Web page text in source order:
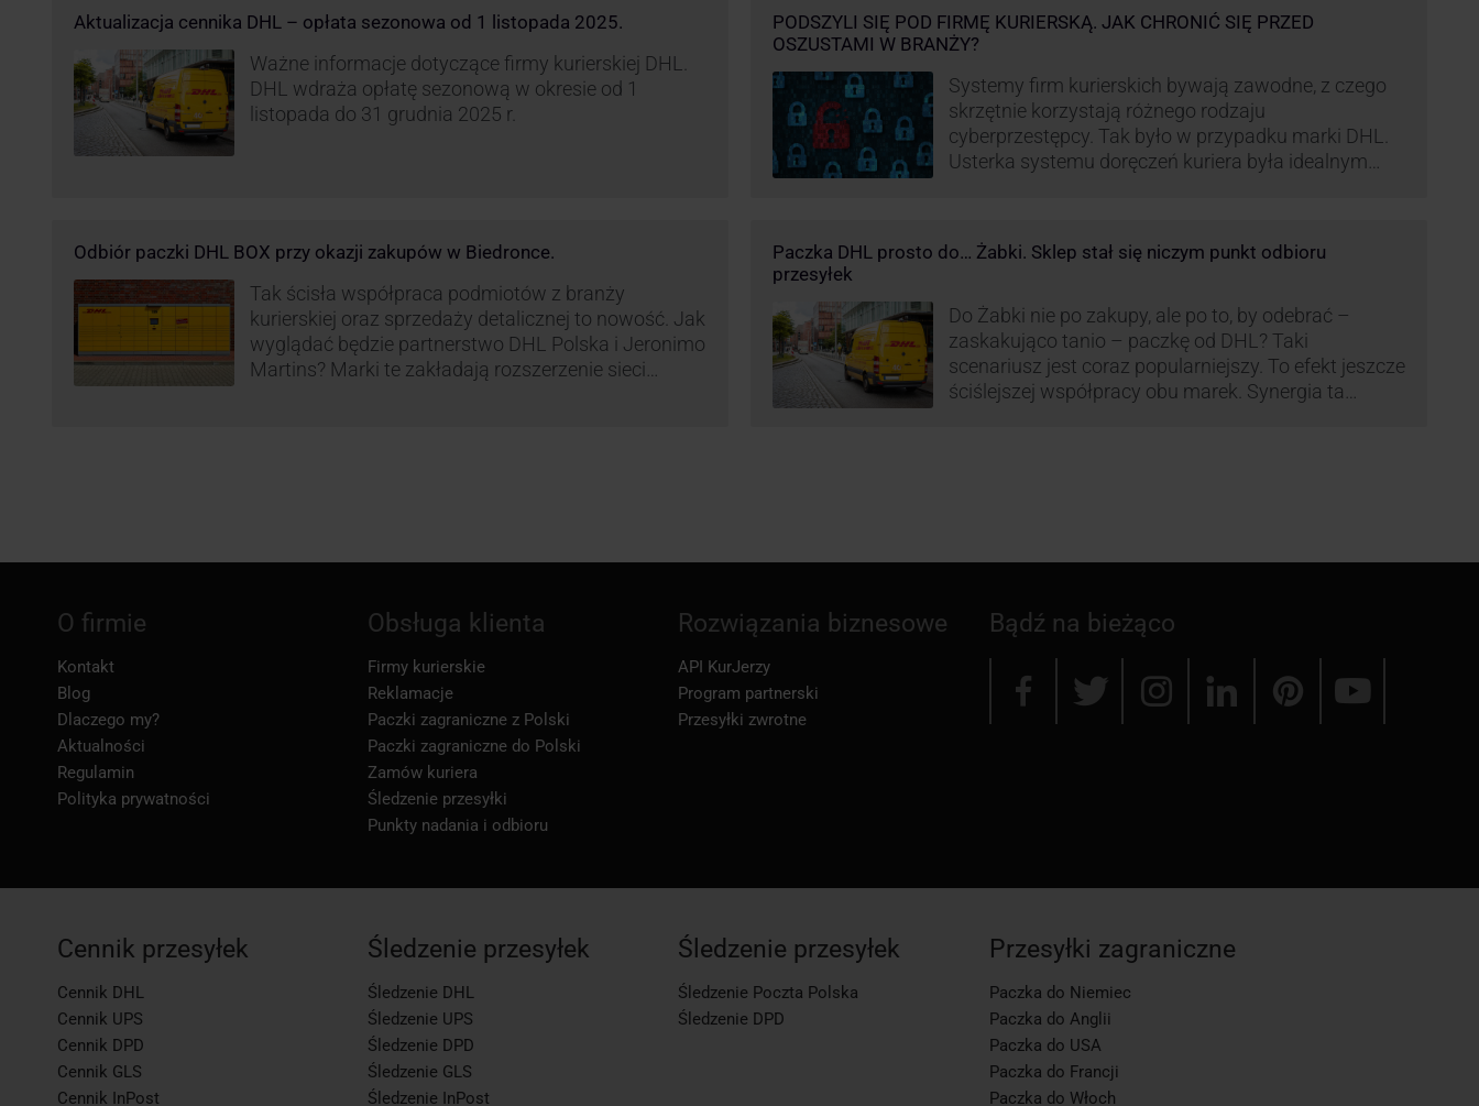
Aktualizacja cennika DHL – opłata sezonowa od 1 listopada 2025.
Ważne informacje dotyczące firmy kurierskiej DHL.
DHL wdraża opłatę sezonową w okresie od 1
listopada do 31 grudnia 2025 r.
PODSZYLI SIĘ POD FIRMĘ KURIERSKĄ. JAK CHRONIĆ SIĘ PRZED
OSZUSTAMI W BRANŻY?
Systemy firm kurierskich bywają zawodne, z czego
skrzętnie korzystają różnego rodzaju
cyberprzestępcy. Tak było w przypadku marki DHL.
Usterka systemu doręczeń kuriera była idealnym
oszukać cyberprzestępcom, którzy próbują
wykorzystać problemy przedsiębiorstw działających
Odbiór paczki DHL BOX przy okazji zakupów w Biedronce.
Tak ścisła współpraca podmiotów z branży
kurierskiej oraz sprzedaży detalicznej to nowość. Jak
wyglądać będzie partnerstwo DHL Polska i Jeronimo
Martins? Marki te zakładają rozszerzenie sieci
Paczka DHL prosto do… Żabki. Sklep stał się niczym punkt odbioru
przesyłek
Do Żabki nie po zakupy, ale po to, by odebrać –
zaskakująco tanio – paczkę od DHL? Taki
scenariusz jest coraz popularniejszy. To efekt jeszcze
ściślejszej współpracy obu marek. Synergia ta
Bądź na bieżąco
O firmie
Kontakt
Blog
Dlaczego my?
Aktualności
Regulamin
Polityka prywatności
Obsługa klienta
Firmy kurierskie
Reklamacje
Paczki zagraniczne z Polski
Paczki zagraniczne do Polski
Zamów kuriera
Śledzenie przesyłki
Punkty nadania i odbioru
Rozwiązania biznesowe
API KurJerzy
Program partnerski
Przesyłki zwrotne
Cennik przesyłek
Cennik DHL
Cennik UPS
Cennik DPD
Cennik GLS
Cennik InPost
Śledzenie przesyłek
Śledzenie DHL
Śledzenie UPS
Śledzenie DPD
Śledzenie GLS
Śledzenie InPost
Śledzenie przesyłek
Śledzenie Poczta Polska
Śledzenie DPD
Przesyłki zagraniczne
Paczka do Niemiec
Paczka do Anglii
Paczka do USA
Paczka do Francji
Paczka do Włoch